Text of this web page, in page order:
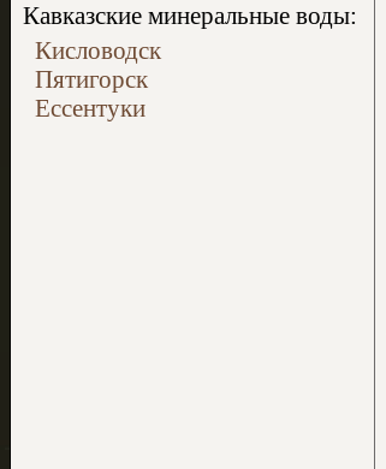
Кавказские минеральные воды:
Кисловодск
Пятигорск
Ессентуки